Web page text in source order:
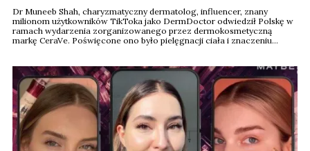
Dr Muneeb Shah, charyzmatyczny dermatolog, influencer, znany
milionom użytkowników TikToka jako DermDoctor odwiedził Polskę w
ramach wydarzenia zorganizowanego przez dermokosmetyczną
markę CeraVe. Poświęcone ono było pielęgnacji ciała i znaczeniu